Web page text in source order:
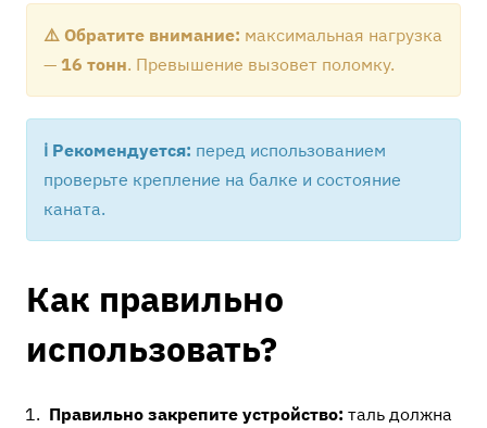
⚠️ Обратите внимание: максимальная нагрузка
— 16 тонн. Превышение вызовет поломку.
ℹ️ Рекомендуется: перед использованием
проверьте крепление на балке и состояние
каната.
Как правильно
использовать?
Правильно закрепите устройство: таль должна